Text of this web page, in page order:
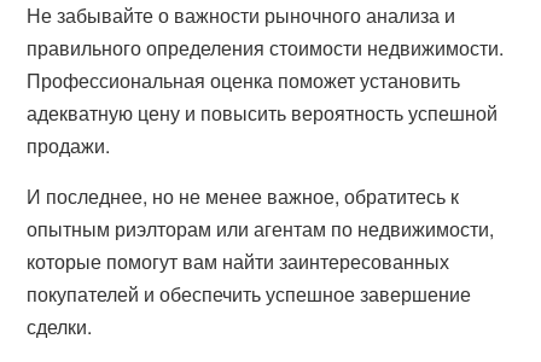
Не забывайте о важности рыночного анализа и
правильного определения стоимости недвижимости.
Профессиональная оценка поможет установить
адекватную цену и повысить вероятность успешной
продажи.
И последнее, но не менее важное, обратитесь к
опытным риэлторам или агентам по недвижимости,
которые помогут вам найти заинтересованных
покупателей и обеспечить успешное завершение
сделки.